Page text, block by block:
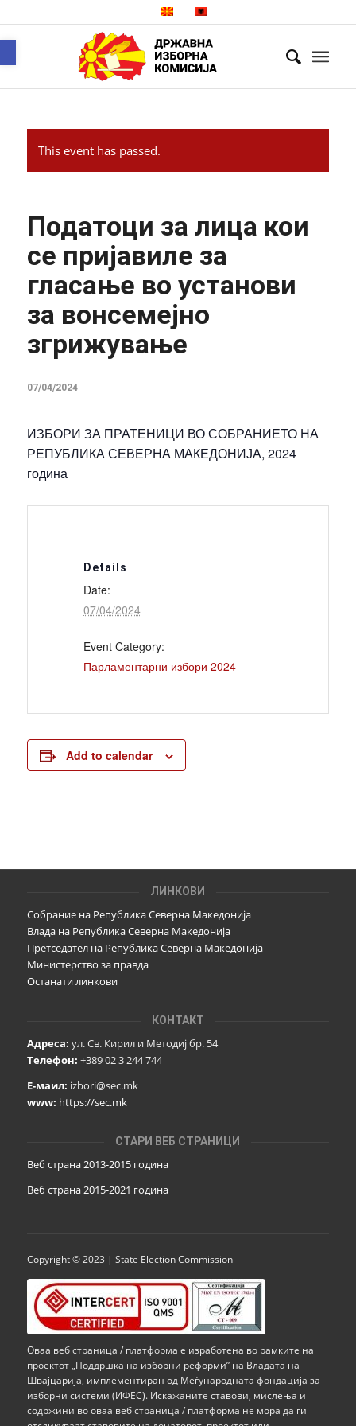
This event has passed.
Податоци за лица кои
се пријавиле за
гласање во установи
за вонсемејно
згрижување
07/04/2024
ИЗБОРИ ЗА ПРАТЕНИЦИ ВО СОБРАНИЕТО НА
РЕПУБЛИКА СЕВЕРНА МАКЕДОНИЈА, 2024
година
Details
Date:
07/04/2024
Event Category:
Парламентарни избори 2024
Add to calendar
ЛИНКОВИ
Собрание на Република Северна Македонија
Влада на Република Северна Македонија
Претседател на Република Северна Македонија
Министерство за правда
Останати линкови
КОНТАКТ
Адреса: ул. Св. Кирил и Методиј бр. 54
Телефон: +389 02 3 244 744
Е-маил: izbori@sec.mk
www: https://sec.mk
СТАРИ ВЕБ СТРАНИЦИ
Веб страна 2013-2015 година
Веб страна 2015-2021 година
Copyright © 2023 | State Election Commission
Оваа веб страница / платформа е изработена во рамките на
проектот „Поддршка на изборни реформи” на Владата на
Швајцарија, имплементиран од Меѓународната фондација за
изборни системи (ИФЕС). Искажаните ставови, мислења и
содржини во оваа веб страница / платформа не мора да ги
Open toolbar